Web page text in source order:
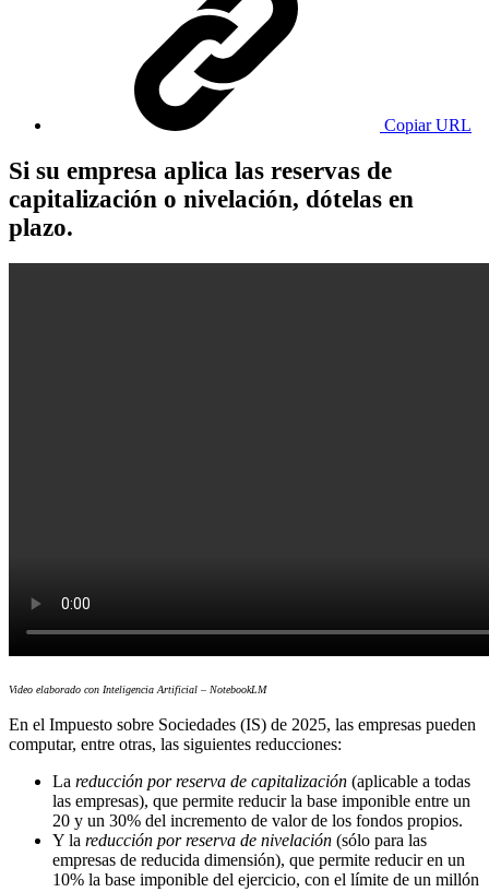
Copiar URL
Si su empresa aplica las reservas de
capitalización o nivelación, dótelas en
plazo.
Video elaborado con Inteligencia Artificial – NotebookLM
En el Impuesto sobre Sociedades (IS) de 2025, las empresas pueden
computar, entre otras, las siguientes reducciones:
La reducción por reserva de capitalización (aplicable a todas
las empresas), que permite reducir la base imponible entre un
20 y un 30% del incremento de valor de los fondos propios.
Y la reducción por reserva de nivelación (sólo para las
empresas de reducida dimensión), que permite reducir en un
10% la base imponible del ejercicio, con el límite de un millón